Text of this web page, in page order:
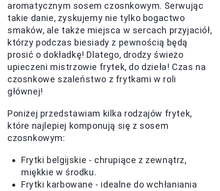
aromatycznym sosem czosnkowym. Serwując
takie danie, zyskujemy nie tylko bogactwo
smaków, ale także miejsca w sercach przyjaciół,
którzy podczas biesiady z pewnością będą
prosić o dokładkę! Dlatego, drodzy świeżo
upieczeni mistrzowie frytek, do dzieła! Czas na
czosnkowe szaleństwo z frytkami w roli
głównej!
Poniżej przedstawiam kilka rodzajów frytek,
które najlepiej komponują się z sosem
czosnkowym:
Frytki belgijskie - chrupiące z zewnątrz,
miękkie w środku.
Frytki karbowane - idealne do wchłaniania